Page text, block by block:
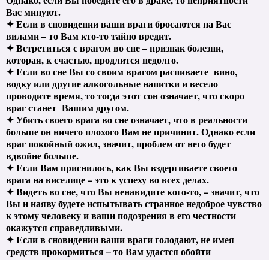
Вас минуют.
✦ Если в сновидении ваши враги бросаются на Вас
вилами – то Вам кто-то тайно вредит.
✦ Встретиться с врагом во сне – признак болезни,
которая, к счастью, продлится недолго.
✦ Если во сне Вы со своим врагом распиваете вино,
водку или другие алкогольные напитки и весело
проводите время, то тогда этот сон означает, что скоро
враг станет Вашим другом.
✦ Убить своего врага во сне означает, что в реальности
больше он ничего плохого Вам не причинит. Однако если
враг покойный ожил, значит, проблем от него будет
вдвойне больше.
✦ Если Вам приснилось, как Вы вздергиваете своего
врага на виселице – это к успеху во всех делах.
✦ Видеть во сне, что Вы ненавидите кого-то, – значит, что
Вы и наяву будете испытывать странное недоброе чувство
к этому человеку и ваши подозрения в его честности
окажутся справедливыми.
✦ Если в сновидении ваши враги голодают, не имея
средств прокормиться – то Вам удастся обойти